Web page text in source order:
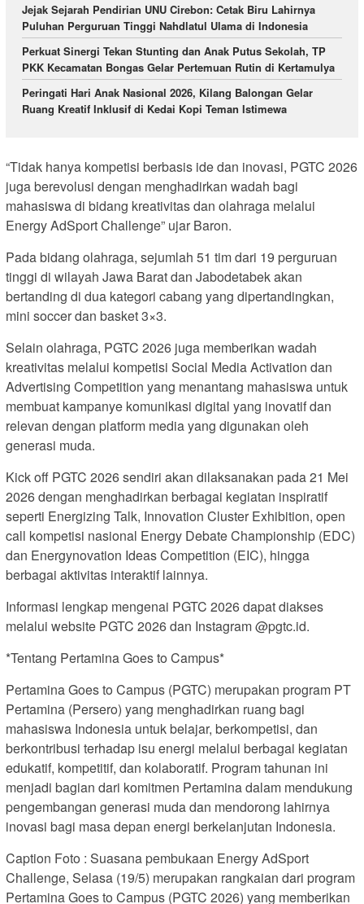
Jejak Sejarah Pendirian UNU Cirebon: Cetak Biru Lahirnya
Puluhan Perguruan Tinggi Nahdlatul Ulama di Indonesia
Perkuat Sinergi Tekan Stunting dan Anak Putus Sekolah, TP
PKK Kecamatan Bongas Gelar Pertemuan Rutin di Kertamulya
Peringati Hari Anak Nasional 2026, Kilang Balongan Gelar
Ruang Kreatif Inklusif di Kedai Kopi Teman Istimewa
“Tidak hanya kompetisi berbasis ide dan inovasi, PGTC 2026
juga berevolusi dengan menghadirkan wadah bagi
mahasiswa di bidang kreativitas dan olahraga melalui
Energy AdSport Challenge” ujar Baron.
Pada bidang olahraga, sejumlah 51 tim dari 19 perguruan
tinggi di wilayah Jawa Barat dan Jabodetabek akan
bertanding di dua kategori cabang yang dipertandingkan,
mini soccer dan basket 3×3.
Selain olahraga, PGTC 2026 juga memberikan wadah
kreativitas melalui kompetisi Social Media Activation dan
Advertising Competition yang menantang mahasiswa untuk
membuat kampanye komunikasi digital yang inovatif dan
relevan dengan platform media yang digunakan oleh
generasi muda.
Kick off PGTC 2026 sendiri akan dilaksanakan pada 21 Mei
2026 dengan menghadirkan berbagai kegiatan inspiratif
seperti Energizing Talk, Innovation Cluster Exhibition, open
call kompetisi nasional Energy Debate Championship (EDC)
dan Energynovation Ideas Competition (EIC), hingga
berbagai aktivitas interaktif lainnya.
Informasi lengkap mengenai PGTC 2026 dapat diakses
melalui website PGTC 2026 dan Instagram @pgtc.id.
*Tentang Pertamina Goes to Campus*
Pertamina Goes to Campus (PGTC) merupakan program PT
Pertamina (Persero) yang menghadirkan ruang bagi
mahasiswa Indonesia untuk belajar, berkompetisi, dan
berkontribusi terhadap isu energi melalui berbagai kegiatan
edukatif, kompetitif, dan kolaboratif. Program tahunan ini
menjadi bagian dari komitmen Pertamina dalam mendukung
pengembangan generasi muda dan mendorong lahirnya
inovasi bagi masa depan energi berkelanjutan Indonesia.
Caption Foto : Suasana pembukaan Energy AdSport
Challenge, Selasa (19/5) merupakan rangkaian dari program
Pertamina Goes to Campus (PGTC 2026) yang memberikan